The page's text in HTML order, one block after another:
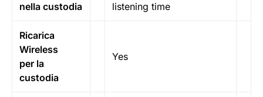
nella custodia
listening time
Ricarica
Wireless
per la
custodia
Yes